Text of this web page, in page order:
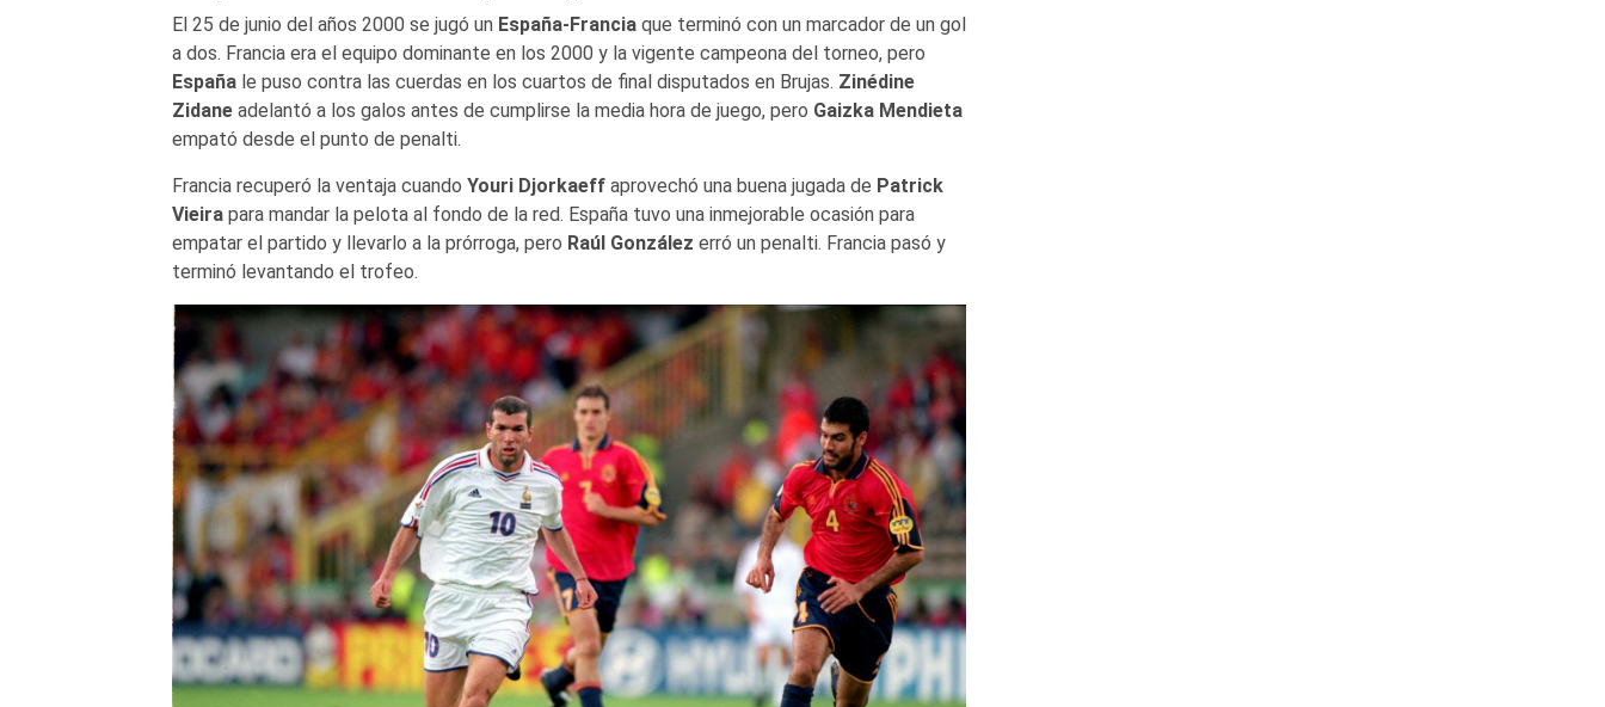
El 25 de junio del años 2000 se jugó un España-Franciaque terminó con un marcador de un gol
a dos. Francia era el equipo dominante en los 2000 y la vigente campeona del torneo, pero
Españale puso contra las cuerdas en los cuartos de final disputados en Brujas. Zinédine
Zidaneadelantó a los galos antes de cumplirse la media hora de juego, pero Gaizka Mendieta
empató desde el punto de penalti.
Francia recuperó la ventaja cuando Youri Djorkaeffaprovechó una buena jugada de Patrick
Vieirapara mandar la pelota al fondo de la red. España tuvo una inmejorable ocasión para
empatar el partido y llevarlo a la prórroga, pero Raúl González erró un penalti. Francia pasó y
terminó levantando el trofeo.